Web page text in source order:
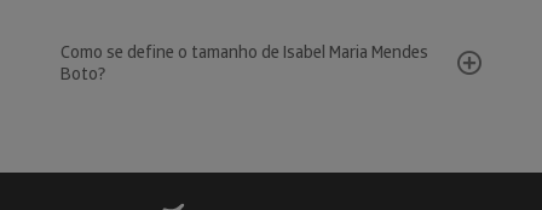
Como se define o tamanho de Isabel Maria Mendes
Boto?